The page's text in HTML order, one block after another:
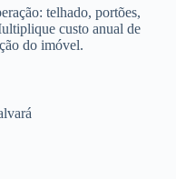
telhado, portões,
custo anual de
do imóvel.